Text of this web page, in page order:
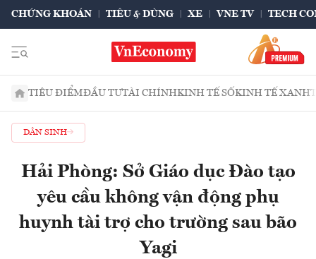
CHỨNG KHOÁN TIÊU & DÙNG XE VNE TV TECH
TIÊU ĐIỂMĐẦU TƯTÀI CHÍNHKINH TẾ SỐKINH TẾ XANH
DÂN SINH
Hải Phòng: Sở Giáo dục Đào tạo
yêu cầu không vận động phụ
huynh tài trợ cho trường sau bão
Yagi